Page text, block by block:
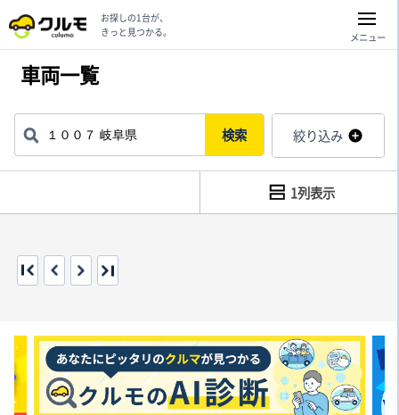
お探しの1台が、
きっと見つかる。
メニュー
車両一覧
検索 絞り込み
1列表示